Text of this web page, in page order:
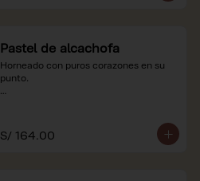
Pastel de alcachofa
Horneado con puros corazones en su
punto.
S/ 164.00